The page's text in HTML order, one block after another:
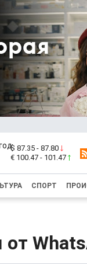
$ 87.35 - 87.80
€ 100.47 - 101.47
СПОРТ
от